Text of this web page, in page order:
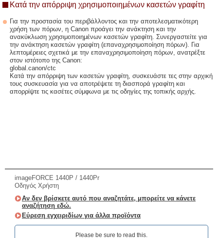
Κατά την απόρριψη χρησιμοποιημένων κασετών γραφίτη
Για την προστασία του περιβάλλοντος και την αποτελεσματικότερη
χρήση των πόρων, η Canon προάγει την ανάκτηση και την
ανακύκλωση χρησιμοποιημένων κασετών γραφίτη. Συνεργαστείτε για
την ανάκτηση κασετών γραφίτη (επαναχρησιμοποίηση πόρων). Για
λεπτομέρειες σχετικά με την επαναχρησιμοποίηση πόρων, ανατρέξτε
στον ιστότοπο της Canon:
global.canon/ctc
Κατά την απόρριψη των κασετών γραφίτη, συσκευάστε τες στην αρχική
τους συσκευασία για να αποτρέψετε τη διασπορά γραφίτη και
απορρίψτε τις κασέτες σύμφωνα με τις οδηγίες της τοπικής αρχής.
imageFORCE 1440P / 1440Pr
Οδηγός Χρήστη
Αν δεν βρίσκετε αυτό που αναζητάτε, μπορείτε να κάνετε
αναζήτηση εδώ.
Εύρεση εγχειριδίων για άλλα προϊόντα
Please be sure to read this.‎